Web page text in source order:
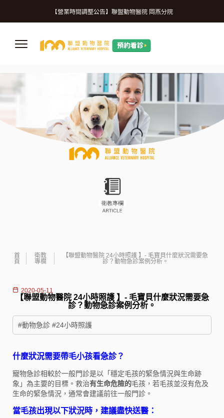
首
頁
衛教
專欄
【聯盟動物醫院 24小時照護 】- 毛寶貝什麼狀況需要急
診？動物急診案例分析。
2020-05-11
【聯盟動物醫院 24小時照護 】- 毛寶貝什麼狀況需要急
診？動物急診案例分析。
#動物急診 #24小時照護
什麼狀況需要帶毛小孩看急診？
寵物急診相較於一般門診是以「穩定毛孩的緊急情況與生命跡
象」為主要的目標。救治有生命危險的毛孩，若毛孩並沒有危及
生命的緊急情況，通常會建議前往一般門診。
當毛孩出現以下狀況時，建議盡快送醫：
【營業時間調整公告】聯盟動物醫院 岡燕分院
【誠摯徵才】加入我們，一起守護更多生命